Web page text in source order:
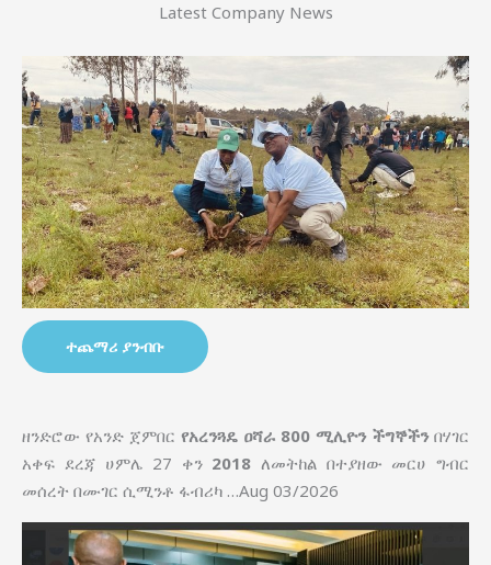
Latest Company News
ተጨማሪ ያንብቡ
ዘንድሮው የአንድ ጀምበር የአረንጓዴ ዐሻራ 800 ሚሊዮን ችግኞችንበሃገር
አቀፍ ደረጃ ሀምሌ 27 ቀን 2018ለመትከል በተያዘው መርሀ ግብር
መሰረት በሙገር ሲሚንቶ ፋብሪካ …Aug 03/2026